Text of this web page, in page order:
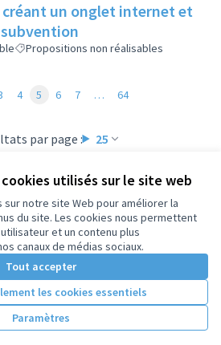
utilisés sur le site web
notre site Web pour améliorer la
du site. Les cookies nous permettent
et un contenu plus
canaux de médias sociaux.
Tout accepter
les cookies essentiels
Paramètres
créant un onglet internet et
Propositions non réalisables
par page : 25
4 5 6 7 … 64
(Lien externe)
grâce au
Licence
(Lien